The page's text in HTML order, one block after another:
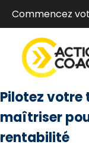
Commencez
Pilotez votre
maîtriser
rentabilité